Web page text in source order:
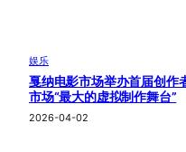
娱乐
戛纳电影市场举办首届创作
市场“最大的虚拟制作舞台”
2026-04-02